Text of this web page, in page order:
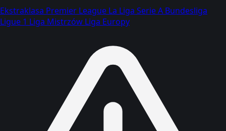
Ekstraklasa Premier League La Liga Serie A Bundesliga
Ligue 1 Liga Mistrzów Liga Europy